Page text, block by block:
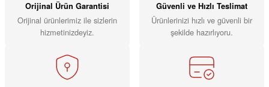
Orijinal Ürün Garantisi
Orijinal ürünlerimiz ile sizlerin
hizmetinizdeyiz.
Güvenli ve Hızlı Teslimat
Ürünlerinizi hızlı ve güvenli bir
şekilde hazırlıyoru.